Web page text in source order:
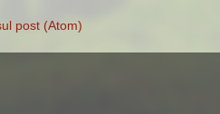
post (Atom)